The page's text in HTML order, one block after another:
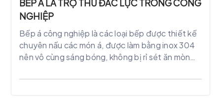
trong việc tối ưu hóa quản lý không gian.
BẾP Á LÀ TRỢ THỦ ĐẮC LỰC TRONG CÔNG
NGHIỆP
Bếp á công nghiệp là các loại bếp được thiết kế
chuyên nấu các món á, được làm bằng inox 304
nên vô cùng sáng bóng, không bị rỉ sét ăn mòn
như ấp lực lớn giúp cho món ăn nhanh chín, đồng